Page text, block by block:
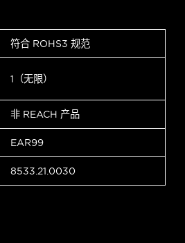
符合 ROHS3 规范
1（无限）
非 REACH 产品
EAR99
8533.21.0030